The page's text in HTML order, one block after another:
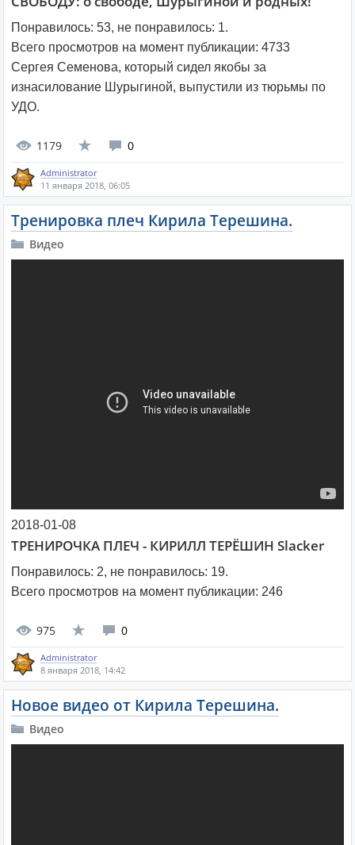
Понравилось: 53, не понравилось: 1.
Всего просмотров на момент публикации: 4733
Сергея Семенова, который сидел якобы за
изнасилование Шурыгиной, выпустили из тюрьмы по
УДО.
1179 0
Administrator
11 января 2018, 06:05
Тренировка плеч Кирила Терешина.
Видео
2018-01-08
ТРЕНИРОЧКА ПЛЕЧ - КИРИЛЛ ТЕРЁШИН Slacker
Понравилось: 2, не понравилось: 19.
Всего просмотров на момент публикации: 246
975 0
Administrator
8 января 2018, 14:42
Новое видео от Кирила Терешина.
Видео